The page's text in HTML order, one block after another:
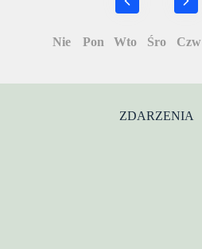
Nie Pon Wto Śro Czw
ZDARZENIA